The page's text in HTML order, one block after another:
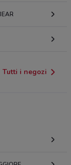
Tutti i negozi